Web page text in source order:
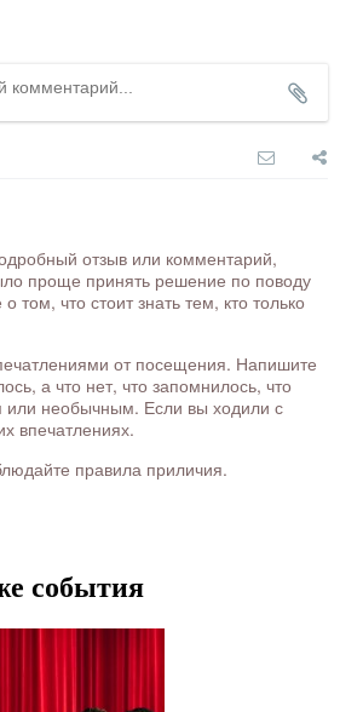
отзыв или комментарий,
проще принять решение по поводу
том, что стоит знать тем, кто только
от посещения. Напишите
а что нет, что запомнилось, что
или необычным. Если вы ходили с
впечатлениях.
правила приличия.
события